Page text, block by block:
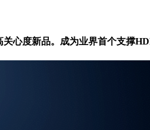
心度新品。成为业界首个支撑